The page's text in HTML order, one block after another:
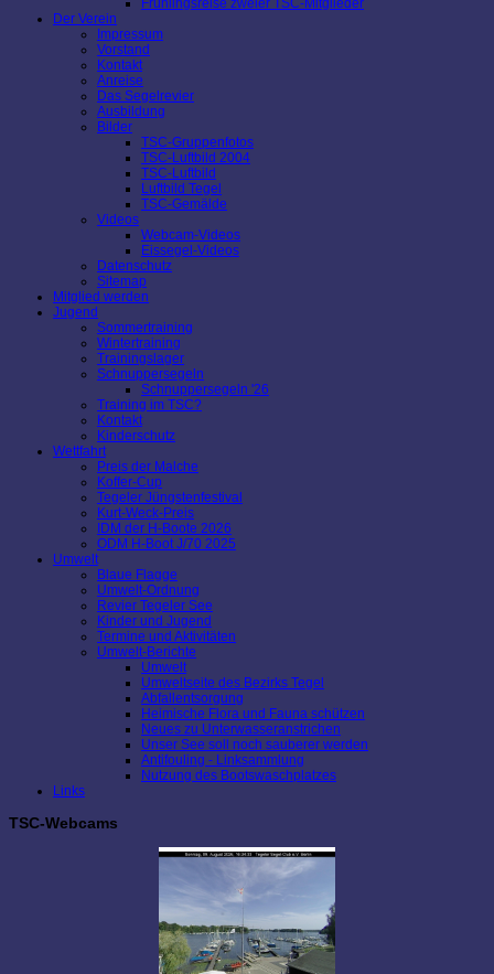
Frühlingsreise zweier TSC-Mitglieder
Der Verein
Impressum
Vorstand
Kontakt
Anreise
Das Segelrevier
Ausbildung
Bilder
TSC-Gruppenfotos
TSC-Luftbild 2004
TSC-Luftbild
Luftbild Tegel
TSC-Gemälde
Videos
Webcam-Videos
Eissegel-Videos
Datenschutz
Sitemap
Mitglied werden
Jugend
Sommertraining
Wintertraining
Trainingslager
Schnuppersegeln
Schnuppersegeln '26
Training im TSC?
Kontakt
Kinderschutz
Wettfahrt
Preis der Malche
Koffer-Cup
Tegeler Jüngstenfestival
Kurt-Weck-Preis
IDM der H-Boote 2026
ODM H-Boot J/70 2025
Umwelt
Blaue Flagge
Umwelt-Ordnung
Revier Tegeler See
Kinder und Jugend
Termine und Aktivitäten
Umwelt-Berichte
Umwelt
Umweltseite des Bezirks Tegel
Abfallentsorgung
Heimische Flora und Fauna schützen
Neues zu Unterwasseranstrichen
Unser See soll noch sauberer werden
Antifouling - Linksammlung
Nutzung des Bootswaschplatzes
Links
TSC-Webcams